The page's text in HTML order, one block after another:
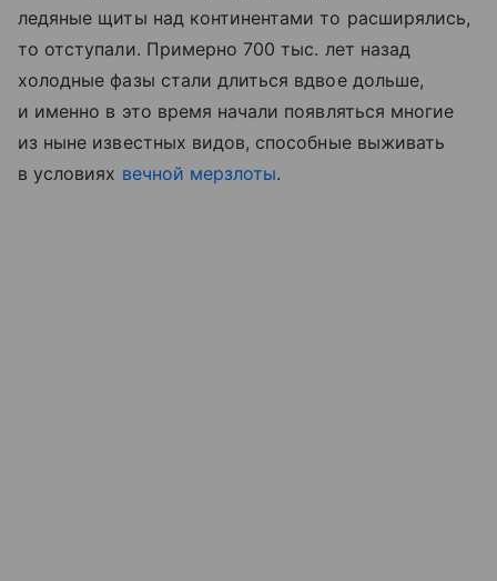
ледяные щиты над континентами то расширялись,
то отступали. Примерно 700 тыс. лет назад
холодные фазы стали длиться вдвое дольше,
и именно в это время начали появляться многие
из ныне известных видов, способные выживать
в условиях вечной мерзлоты.